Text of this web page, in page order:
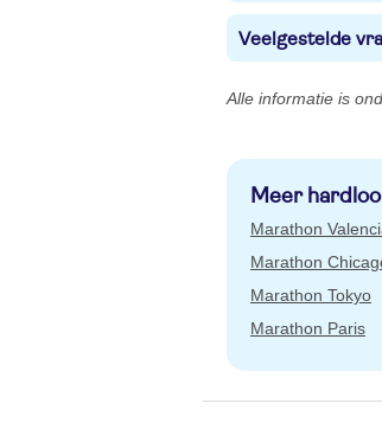
Veelgestelde
Alle informatie is
Meer
Marathon
Marathon
Marathon Tokyo
Marathon Paris